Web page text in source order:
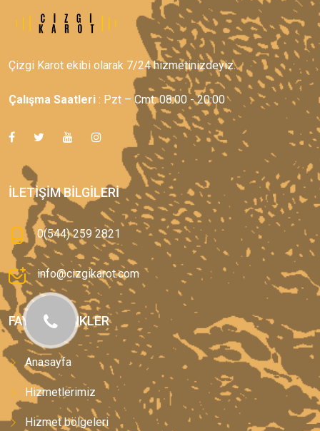
Çizgi Karot ekibi olarak 7/24 hizmetinizdeyiz.
Çalışma Saatleri : Pzt – Cmt: 08:00 - 20:00
İLETIŞIM BILGILERI
0(544) 259 2821
info@cizgikarot.com
FAYDALI LINKLER
Anasayfa
Hizmetlerimiz
Hizmet bölgeleri